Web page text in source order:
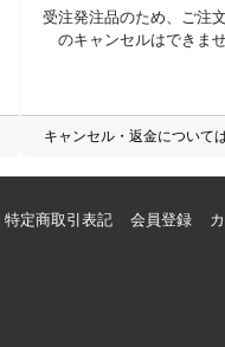
受注発注品のため、ご注
のキャンセルはできませ
キャンセル・返金について
特定商取引表記 会員登録